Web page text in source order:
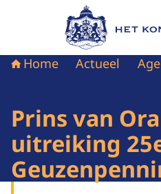
Naar de
Home Actueel
Prins van
uitreiking